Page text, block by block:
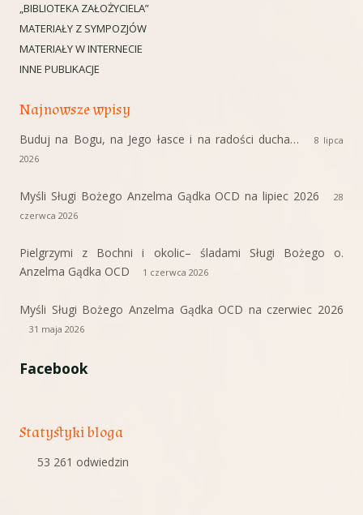
„BIBLIOTEKA ZAŁOŻYCIELA”
MATERIAŁY Z SYMPOZJÓW
MATERIAŁY W INTERNECIE
INNE PUBLIKACJE
Najnowsze wpisy
Buduj na Bogu, na Jego łasce i na radości ducha…
8 lipca
2026
Myśli Sługi Bożego Anzelma Gądka OCD na lipiec 2026
28
czerwca 2026
Pielgrzymi z Bochni i okolic– śladami Sługi Bożego o.
Anzelma Gądka OCD
1 czerwca 2026
Myśli Sługi Bożego Anzelma Gądka OCD na czerwiec 2026
31 maja 2026
Facebook
Statystyki bloga
53 261 odwiedzin